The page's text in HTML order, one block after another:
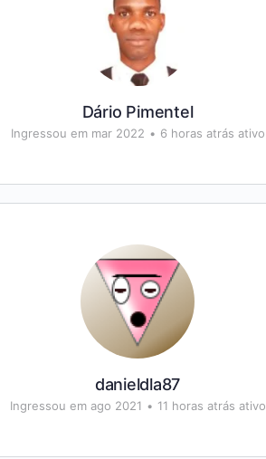
Dário Pimentel
Ingressou em mar 2022 • 6 horas atrás ativo
danieldla87
Ingressou em ago 2021 • 11 horas atrás ativo